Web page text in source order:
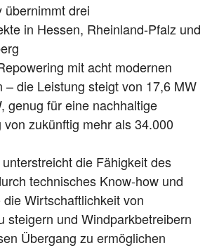
übernimmt drei
in Hessen, Rheinland-Pfalz und
mit acht modernen
– die Leistung steigt von 17,6 MW
genug für eine nachhaltige
zukünftig mehr als 34.000
unterstreicht die Fähigkeit des
technisches Know-how und
Wirtschaftlichkeit von
steigern und Windparkbetreibern
Übergang zu ermöglichen